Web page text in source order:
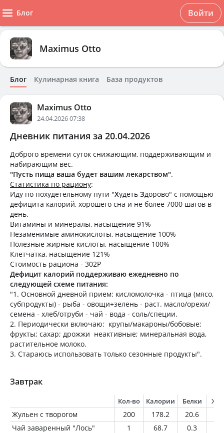
Блог Войти
Maximus Otto
Блог Кулинарная книга База продуктов
Maximus Otto
24.04.2026 07:38
Дневник питания за 20.04.2026
Доброго времени суток снижающим, поддерживающим и
набирающим вес.
"Пусть пища ваша будет вашим лекарством".
Статистика по рациону:
Иду по похудетельному пути "Худеть Здорово" с помощью
дефицита калорий, хорошего сна и не более 7000 шагов в
день.
Витамины и минералы, насыщение 91%
Незаменимые аминокислоты, насыщение 100%
Полезные жирные кислоты, насыщение 100%
Клетчатка, насыщение 121%
Стоимость рациона - 302Р
Дефицит калорий поддерживаю ежедневно по
следующей схеме питания:
"1. Основной дневной прием: кисломолочка - птица (мясо,
субпродукты) - рыба - овощи+зелень - раст. масло/орехи/
семена - хлеб/отруби - чай - вода - соль/специи.
2. Периодически включаю: крупы/макароны/бобовые;
фрукты; сахар; дрожжи неактивные; минеральная вода,
растительное молоко.
3. Стараюсь использовать только сезонные продукты".
Завтрак
Кол-во Калории Белки
Жульен с творогом 200 178.2 20.6
Чай заваренный "Лось"
1 68.7 0.3